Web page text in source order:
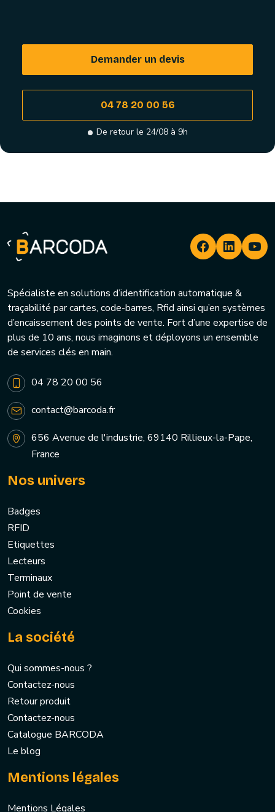
Demander un devis
04 78 20 00 56
De retour le 24/08 à 9h
Spécialiste en solutions d’identification automatique &
traçabilité par cartes, code-barres, Rfid ainsi qu’en systèmes
d’encaissement des points de vente. Fort d’une expertise de
plus de 10 ans, nous imaginons et déployons un ensemble
de services clés en main.
04 78 20 00 56
contact@barcoda.fr
656 Avenue de l'industrie, 69140 Rillieux-la-Pape,
France
Nos univers
Badges
RFID
Etiquettes
Lecteurs
Terminaux
Point de vente
Cookies
La société
Qui sommes-nous ?
Contactez-nous
Retour produit
Contactez-nous
Catalogue BARCODA
Le blog
Mentions légales
Mentions Légales